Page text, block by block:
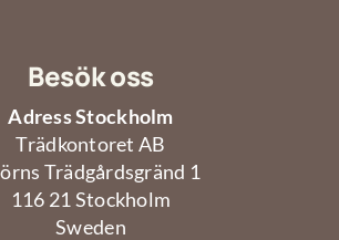
Besök oss
Adress Stockholm
Trädkontoret AB
Trädgårdsgränd 1
116 21 Stockholm
Sweden